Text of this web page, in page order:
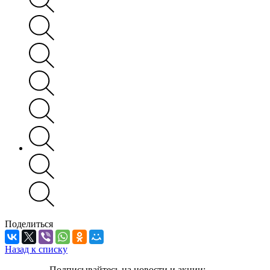
Поделиться
Назад к списку